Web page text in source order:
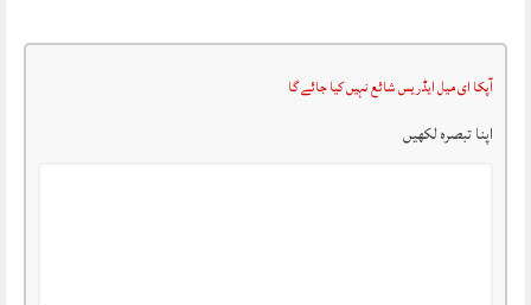
آپکا ای میل ایڈریس شائع نہیں کیا جائے گا
اپنا تبصرہ لکھیں